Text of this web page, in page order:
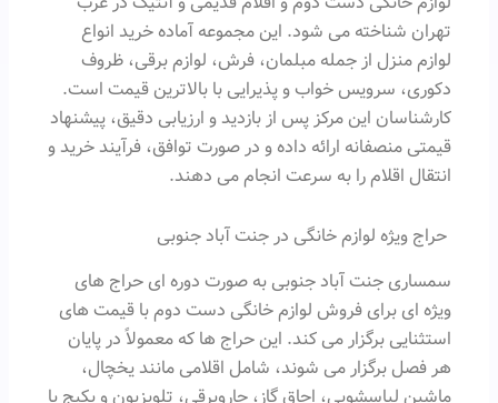
تهران شناخته می شود. این مجموعه آماده خرید انواع
لوازم منزل از جمله مبلمان، فرش، لوازم برقی، ظروف
دکوری، سرویس خواب و پذیرایی با بالاترین قیمت است.
کارشناسان این مرکز پس از بازدید و ارزیابی دقیق، پیشنهاد
قیمتی منصفانه ارائه داده و در صورت توافق، فرآیند خرید و
انتقال اقلام را به سرعت انجام می دهند.
حراج ویژه لوازم خانگی در جنت آباد جنوبی
سمساری جنت آباد جنوبی به صورت دوره ای حراج های
ویژه ای برای فروش لوازم خانگی دست دوم با قیمت های
استثنایی برگزار می کند. این حراج ها که معمولاً در پایان
هر فصل برگزار می شوند، شامل اقلامی مانند یخچال،
ماشین لباسشویی، اجاق گاز، جاروبرقی، تلویزیون و پکیج با